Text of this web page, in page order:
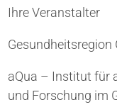
Ihre Veranstalter
aQua – Institut für
und Forschung im